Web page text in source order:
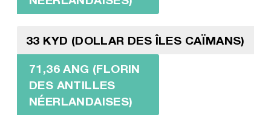
33 KYD (DOLLAR DES ÎLES CAÏMANS)
71,36 ANG (FLORIN
DES ANTILLES
NÉERLANDAISES)